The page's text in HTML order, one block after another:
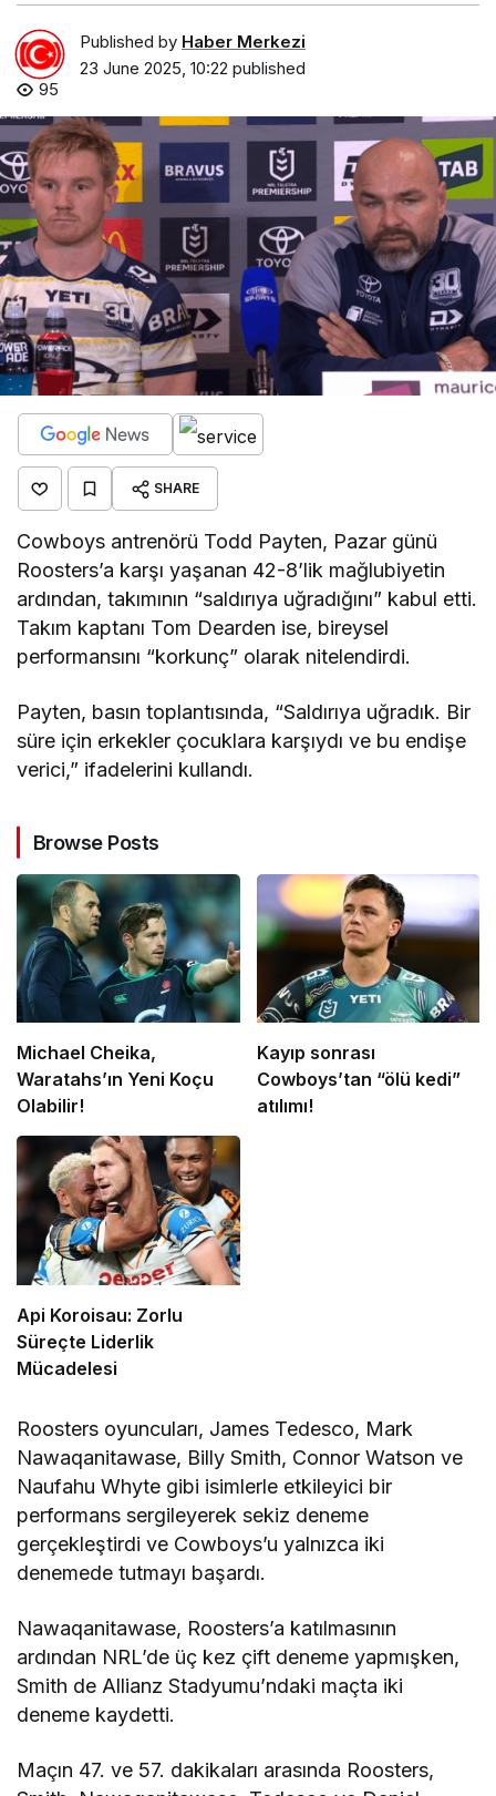
Published by Haber Merkezi
23 June 2025, 10:22 published
95
SHARE
Cowboys antrenörü Todd Payten, Pazar günü
Roosters’a karşı yaşanan 42-8’lik mağlubiyetin
ardından, takımının “saldırıya uğradığını” kabul etti.
Takım kaptanı Tom Dearden ise, bireysel
performansını “korkunç” olarak nitelendirdi.
Payten, basın toplantısında, “Saldırıya uğradık. Bir
süre için erkekler çocuklara karşıydı ve bu endişe
verici,” ifadelerini kullandı.
Browse Posts
Michael Cheika,
Waratahs’ın Yeni Koçu
Olabilir!
Kayıp sonrası
Cowboys’tan “ölü kedi”
atılımı!
Api Koroisau: Zorlu
Süreçte Liderlik
Mücadelesi
Roosters oyuncuları, James Tedesco, Mark
Nawaqanitawase, Billy Smith, Connor Watson ve
Naufahu Whyte gibi isimlerle etkileyici bir
performans sergileyerek sekiz deneme
gerçekleştirdi ve Cowboys’u yalnızca iki
denemede tutmayı başardı.
Nawaqanitawase, Roosters’a katılmasının
ardından NRL’de üç kez çift deneme yapmışken,
Smith de Allianz Stadyumu’ndaki maçta iki
deneme kaydetti.
Maçın 47. ve 57. dakikaları arasında Roosters,